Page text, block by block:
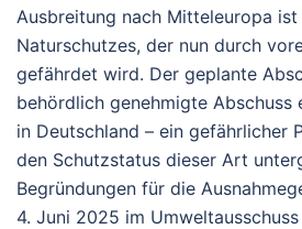
Ausbreitung nach Mitteleuropa
Naturschutzes, der nun durch
gefährdet wird. Der geplante
behördlich genehmigte Abschuss
in Deutschland – ein gefährlicher
den Schutzstatus dieser Art
Begründungen für die
4. Juni 2025 im